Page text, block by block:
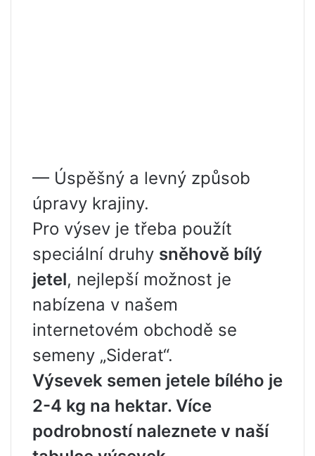
— Úspěšný a levný způsob
úpravy krajiny.
Pro výsev je třeba použít
speciální druhy sněhově bílý
jetel, nejlepší možnost je
nabízena v našem
internetovém obchodě se
semeny „Siderat“.
Výsevek semen jetele bílého je
2-4 kg na hektar. Více
podrobností naleznete v naší